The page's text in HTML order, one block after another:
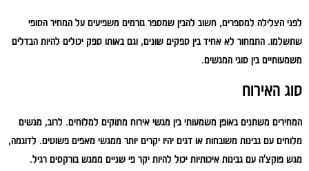
לפני הצלילה למספרים, חשוב להבין שמספר גורמים משפיעים על המחיר הסופי
שתשלמו. התמחור לא אחיד בין ספקים שונים, וגם באותו ספק יכולים להיות הבדלים
משמעותיים בין סוגי המגשים.
סוג האירוח
המחירים משתנים באופן משמעותי בין מגשי אירוח מתוקים למלוחים. לרוב, מגשים
מלוחים עם גבינות משובחות או דגים יהיו יקרים יותר ממגשי מאפים פשוטים. לדוגמה,
מגש פוקצ'ה עם גבינות איכותיות יכול להיות יקר פי שניים ממגש בורקסים רגיל.